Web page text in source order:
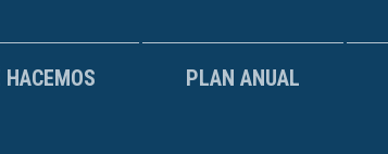
HACEMOS PLAN ANUAL